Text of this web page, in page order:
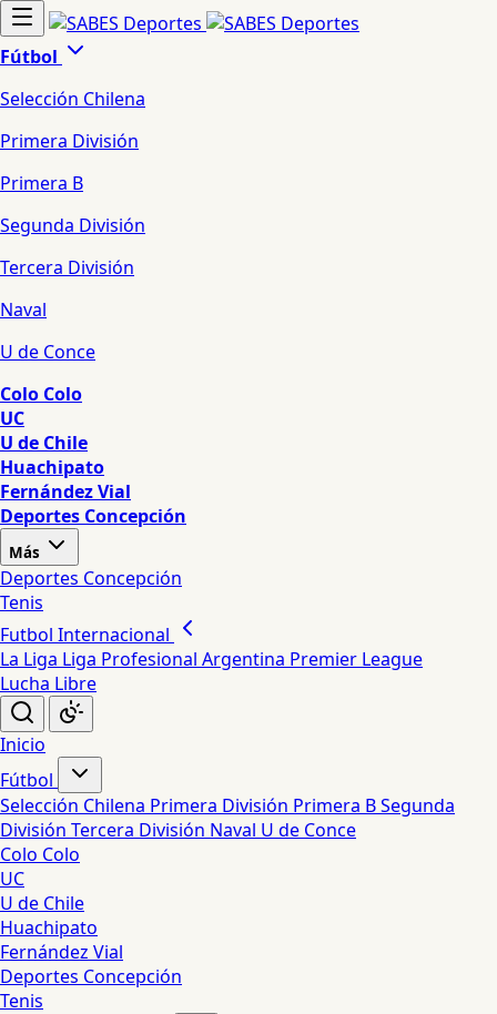
Fútbol
Selección Chilena
Primera División
Primera B
Segunda División
Tercera División
Naval
U de Conce
Colo Colo
UC
U de Chile
Huachipato
Fernández Vial
Deportes Concepción
Más
Deportes Concepción
Tenis
Futbol Internacional
La Liga Liga Profesional Argentina Premier League
Lucha Libre
Inicio
Fútbol
Selección Chilena Primera División Primera BSegunda
División Tercera División Naval U de Conce
Colo Colo
UC
U de Chile
Huachipato
Fernández Vial
Deportes Concepción
Tenis